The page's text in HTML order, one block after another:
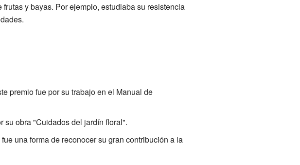
y bayas. Por ejemplo, estudiaba su resistencia
premio fue por su trabajo en el Manual de
su obra "Cuidados del jardín floral".
una forma de reconocer su gran contribución a la